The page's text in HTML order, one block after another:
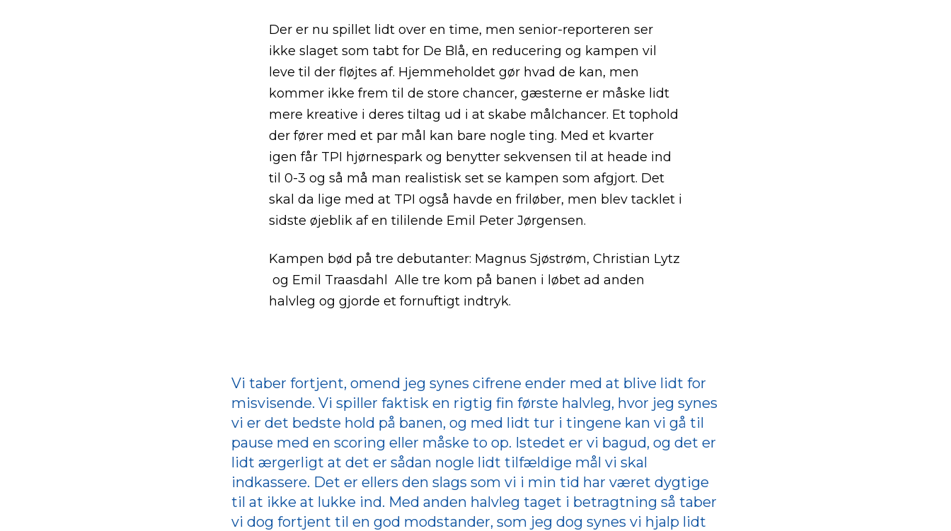
Der er nu spillet lidt over en time, men senior-reporteren ser
ikke slaget som tabt for De Blå, en reducering og kampen vil
leve til der fløjtes af. Hjemmeholdet gør hvad de kan, men
kommer ikke frem til de store chancer, gæsterne er måske lidt
mere kreative i deres tiltag ud i at skabe målchancer. Et tophold
der fører med et par mål kan bare nogle ting. Med et kvarter
igen får TPI hjørnespark og benytter sekvensen til at heade ind
til 0-3 og så må man realistisk set se kampen som afgjort. Det
skal da lige med at TPI også havde en friløber, men blev tacklet i
sidste øjeblik af en tililende Emil Peter Jørgensen.
Kampen bød på tre debutanter: Magnus Sjøstrøm, Christian Lytz
og Emil Traasdahl Alle tre kom på banen i løbet ad anden
halvleg og gjorde et fornuftigt indtryk.
Vi taber fortjent, omend jeg synes cifrene ender med at blive lidt for
misvisende. Vi spiller faktisk en rigtig fin første halvleg, hvor jeg synes
vi er det bedste hold på banen, og med lidt tur i tingene kan vi gå til
pause med en scoring eller måske to op. Istedet er vi bagud, og det er
lidt ærgerligt at det er sådan nogle lidt tilfældige mål vi skal
indkassere. Det er ellers den slags som vi i min tid har været dygtige
til at ikke at lukke ind. Med anden halvleg taget i betragtning så taber
vi dog fortjent til en god modstander, som jeg dog synes vi hjalp lidt